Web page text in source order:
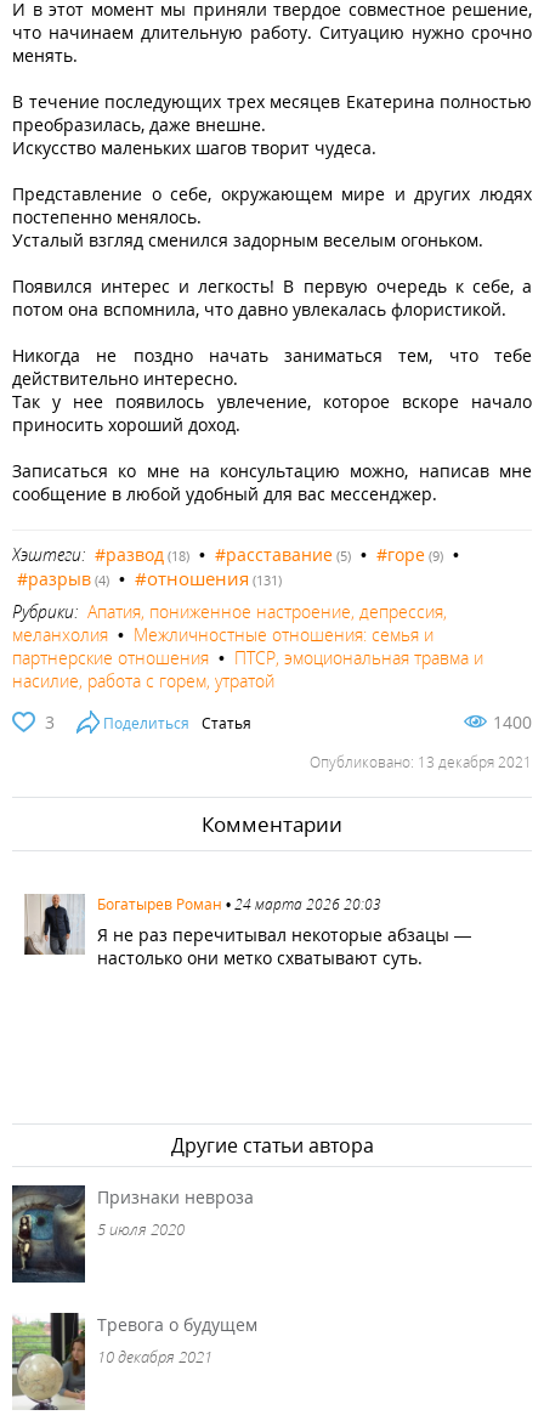
И в этот момент мы приняли твердое совместное решение,
что начинаем длительную работу. Ситуацию нужно срочно
менять.
В течение последующих трех месяцев Екатерина полностью
преобразилась, даже внешне.
Искусство маленьких шагов творит чудеса.
Представление о себе, окружающем мире и других людях
постепенно менялось.
Усталый взгляд сменился задорным веселым огоньком.
Появился интерес и легкость! В первую очередь к себе, а
потом она вспомнила, что давно увлекалась флористикой.
Никогда не поздно начать заниматься тем, что тебе
действительно интересно.
Так у нее появилось увлечение, которое вскоре начало
приносить хороший доход.
Записаться ко мне на консультацию можно, написав мне
сообщение в любой удобный для вас мессенджер.
Хэштеги: #развод (18) • #расставание (5) • #горе (9) •
#разрыв (4) • #отношения (131)
Рубрики: Апатия, пониженное настроение, депрессия,
меланхолия • Межличностные отношения: семья и
партнерские отношения • ПТСР, эмоциональная травма и
насилие, работа с горем, утратой
3
Поделиться Статья 1400
Опубликовано: 13 декабря 2021
Комментарии
2448 Богатырев Роман •24 марта 2026 20:03
Я не раз перечитывал некоторые абзацы —
настолько они метко схватывают суть.
Другие статьи автора
Признаки невроза
5 июля 2020
Тревога о будущем
10 декабря 2021